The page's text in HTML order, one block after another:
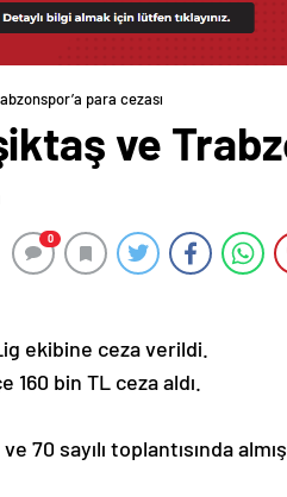
para cezası
ve
0
ekibine ceza verildi.
bin TL ceza aldı.
70 sayılı toplantısında